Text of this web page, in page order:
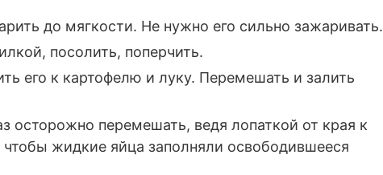
до мягкости. Не нужно его сильно зажаривать.
посолить, поперчить.
его к картофелю и луку. Перемешать и залить
осторожно перемешать, ведя лопаткой от края к
жидкие яйца заполняли освободившееся